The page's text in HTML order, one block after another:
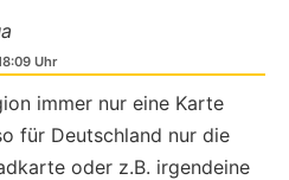
Uhr
immer nur eine Karte
für Deutschland nur die
oder z.B. irgendeine